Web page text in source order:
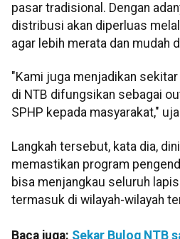
pasar tradisional. Dengan
distribusi akan diperluas
agar lebih merata dan mudah
"Kami juga menjadikan
di NTB difungsikan sebagai
SPHP kepada masyarakat,"
Langkah tersebut, kata dia,
memastikan program
bisa menjangkau seluruh
termasuk di wilayah-wilayah
Baca juga: Sekar Bulog NTB